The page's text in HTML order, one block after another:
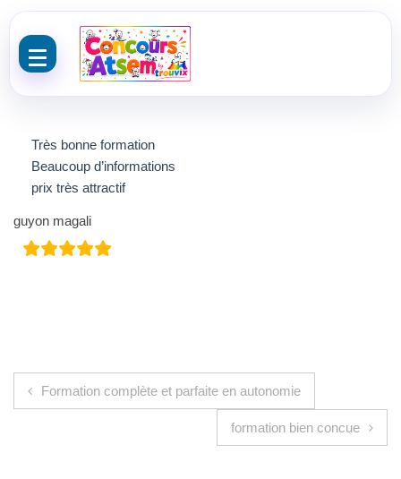
Très bonne formation
Beaucoup d’informations
prix très attractif
guyon magali
Navigation de l’article
Formation complète et parfaite en autonomie
formation bien concue